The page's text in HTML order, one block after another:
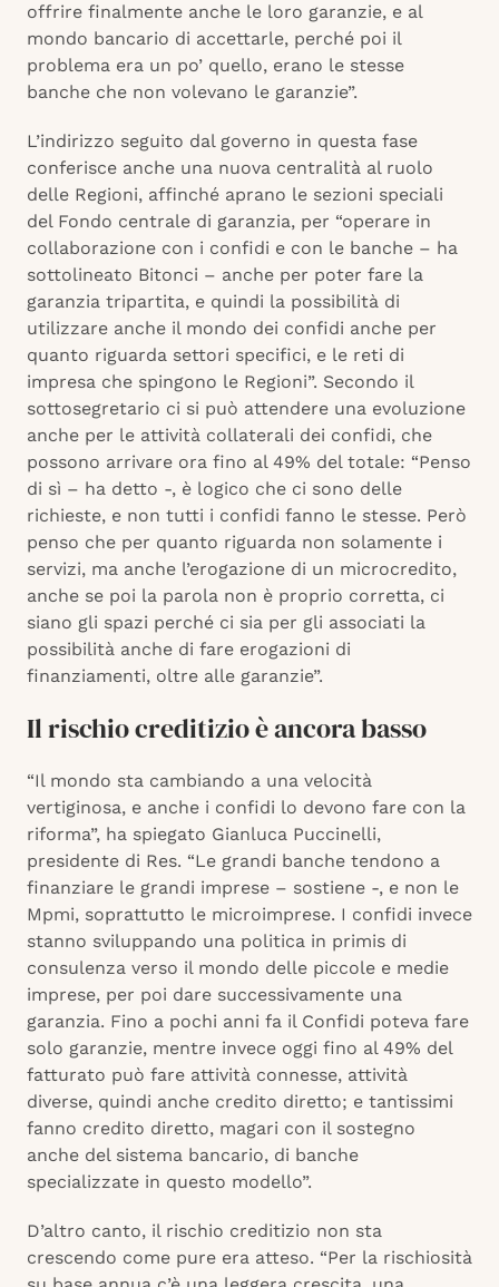
offrire finalmente anche le loro garanzie, e al
mondo bancario di accettarle, perché poi il
problema era un po’ quello, erano le stesse
banche che non volevano le garanzie”.
L’indirizzo seguito dal governo in questa fase
conferisce anche una nuova centralità al ruolo
delle Regioni, affinché aprano le sezioni speciali
del Fondo centrale di garanzia, per “operare in
collaborazione con i confidi e con le banche – ha
sottolineato Bitonci – anche per poter fare la
garanzia tripartita, e quindi la possibilità di
utilizzare anche il mondo dei confidi anche per
quanto riguarda settori specifici, e le reti di
impresa che spingono le Regioni”. Secondo il
sottosegretario ci si può attendere una evoluzione
anche per le attività collaterali dei confidi, che
possono arrivare ora fino al 49% del totale: “Penso
di sì – ha detto -, è logico che ci sono delle
richieste, e non tutti i confidi fanno le stesse. Però
penso che per quanto riguarda non solamente i
servizi, ma anche l’erogazione di un microcredito,
anche se poi la parola non è proprio corretta, ci
siano gli spazi perché ci sia per gli associati la
possibilità anche di fare erogazioni di
finanziamenti, oltre alle garanzie”.
Il rischio creditizio è ancora basso
“Il mondo sta cambiando a una velocità
vertiginosa, e anche i confidi lo devono fare con la
riforma”, ha spiegato Gianluca Puccinelli,
presidente di Res. “Le grandi banche tendono a
finanziare le grandi imprese – sostiene -, e non le
Mpmi, soprattutto le microimprese. I confidi invece
stanno sviluppando una politica in primis di
consulenza verso il mondo delle piccole e medie
imprese, per poi dare successivamente una
garanzia. Fino a pochi anni fa il Confidi poteva fare
solo garanzie, mentre invece oggi fino al 49% del
fatturato può fare attività connesse, attività
diverse, quindi anche credito diretto; e tantissimi
fanno credito diretto, magari con il sostegno
anche del sistema bancario, di banche
specializzate in questo modello”.
D’altro canto, il rischio creditizio non sta
crescendo come pure era atteso. “Per la rischiosità